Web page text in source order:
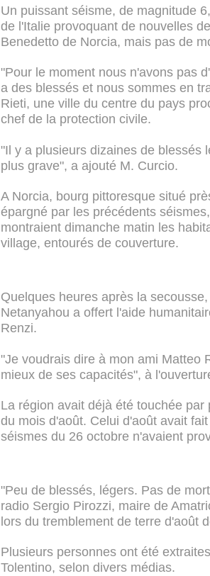
Un puissant séisme, de magnitude
de l'Italie provoquant de nouvelles
Benedetto de Norcia, mais pas de
"Pour le moment nous n'avons pas
a des blessés et nous sommes en
Rieti, une ville du centre du pays
chef de la protection civile.
"Il y a plusieurs dizaines de blessés
plus grave", a ajouté M. Curcio.
A Norcia, bourg pittoresque situé
épargné par les précédents
montraient dimanche matin les
village, entourés de couverture.
Quelques heures après la
Netanyahou a offert l'aide
Renzi.
"Je voudrais dire à mon ami Matteo
mieux de ses capacités", à
La région avait déjà été touchée
du mois d'août. Celui d'août avait
séismes du 26 octobre n'avaient
"Peu de blessés, légers. Pas de
radio Sergio Pirozzi, maire de
lors du tremblement de terre d'août
Plusieurs personnes ont été
Tolentino, selon divers médias.